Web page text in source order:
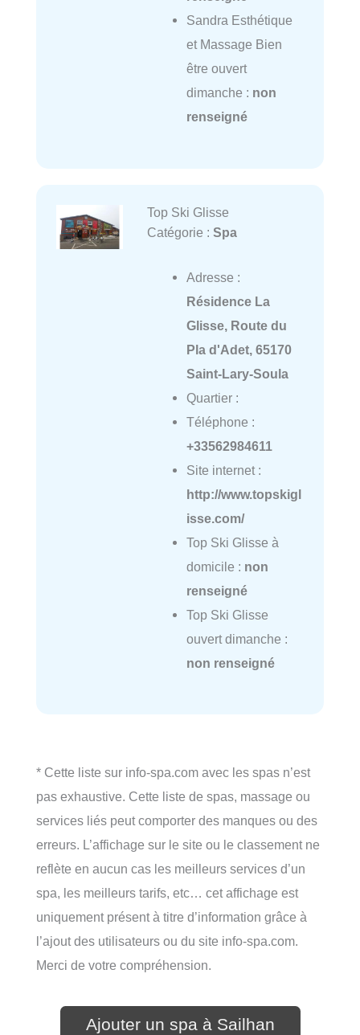
Sandra Esthétique
et Massage Bien
être ouvert
dimanche : non
renseigné
Top Ski Glisse
Catégorie : Spa
Adresse :
Résidence La
Glisse, Route du
Pla d'Adet, 65170
Saint-Lary-Soula
Quartier :
Téléphone :
+33562984611
Site internet :
http://www.topskigl
isse.com/
Top Ski Glisse à
domicile : non
renseigné
Top Ski Glisse
ouvert dimanche :
non renseigné
* Cette liste sur info-spa.com avec les spas n’est
pas exhaustive. Cette liste de spas, massage ou
services liés peut comporter des manques ou des
erreurs. L’affichage sur le site ou le classement ne
reflète en aucun cas les meilleurs services d’un
spa, les meilleurs tarifs, etc… cet affichage est
uniquement présent à titre d’information grâce à
l’ajout des utilisateurs ou du site info-spa.com.
Merci de votre compréhension.
Ajouter un spa à Sailhan